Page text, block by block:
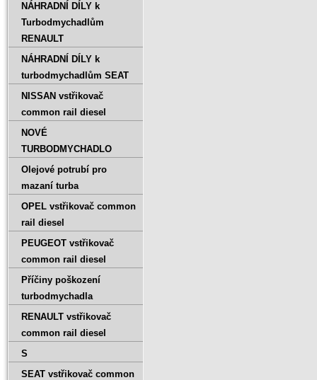
NÁHRADNÍ DÍLY k
Turbodmychadlům
RENAULT
NÁHRADNÍ DÍLY k
turbodmychadlům SEAT
NISSAN vstřikovač
common rail diesel
NOVÉ
TURBODMYCHADLO
Olejové potrubí pro
mazaní turba
OPEL vstřikovač common
rail diesel
PEUGEOT vstřikovač
common rail diesel
Příčiny poškození
turbodmychadla
RENAULT vstřikovač
common rail diesel
S
SEAT vstřikovač common